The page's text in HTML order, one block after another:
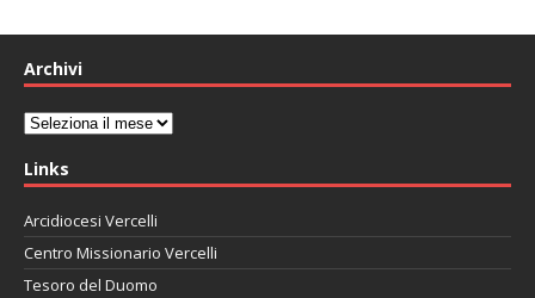
Archivi
Archivi
Links
Arcidiocesi Vercelli
Centro Missionario Vercelli
Tesoro del Duomo